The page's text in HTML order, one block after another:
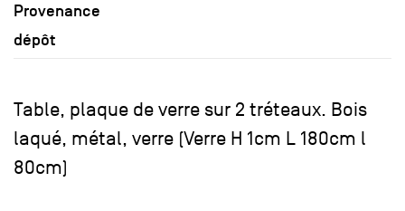
Provenance
dépôt
Table, plaque de verre sur 2 tréteaux. Bois
laqué, métal, verre (Verre H 1cm L 180cm l
80cm)